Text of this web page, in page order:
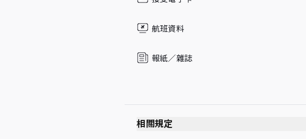
Sunday
航班資料
報紙／雜誌
相關規定